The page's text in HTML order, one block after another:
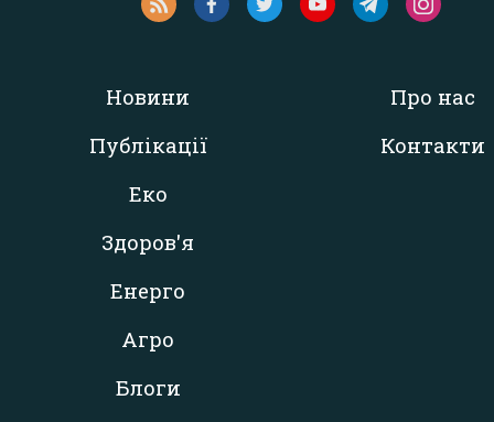
Новини
Публікації
Еко
Здоров'я
Енерго
Агро
Блоги
Про нас
Контакти